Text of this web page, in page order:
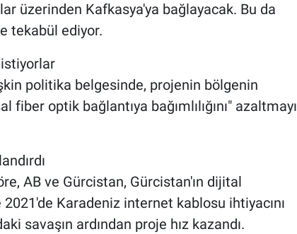
üzerinden Kafkasya'ya bağlayacak. Bu da
tekabül ediyor.
istiyorlar
politika belgesinde, projenin bölgenin
fiber optik bağlantıya bağımlılığını" azaltmayı
AB ve Gürcistan, Gürcistan'ın dijital
2021'de Karadeniz internet kablosu ihtiyacını
savaşın ardından proje hız kazandı.